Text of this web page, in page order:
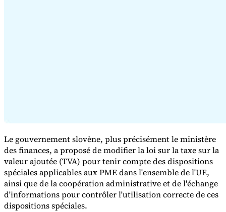
Le gouvernement slovène, plus précisément le ministère
des finances, a proposé de modifier la loi sur la taxe sur la
valeur ajoutée (TVA) pour tenir compte des dispositions
spéciales applicables aux PME dans l'ensemble de l'UE,
ainsi que de la coopération administrative et de l'échange
d'informations pour contrôler l'utilisation correcte de ces
dispositions spéciales.